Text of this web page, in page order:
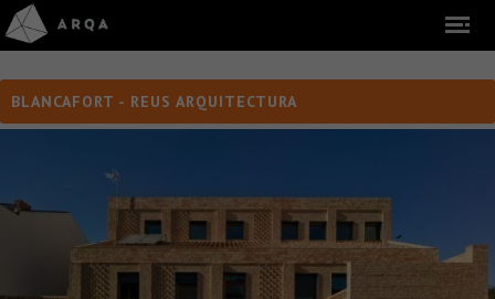
BLANCAFORT - REUS ARQUITECTURA